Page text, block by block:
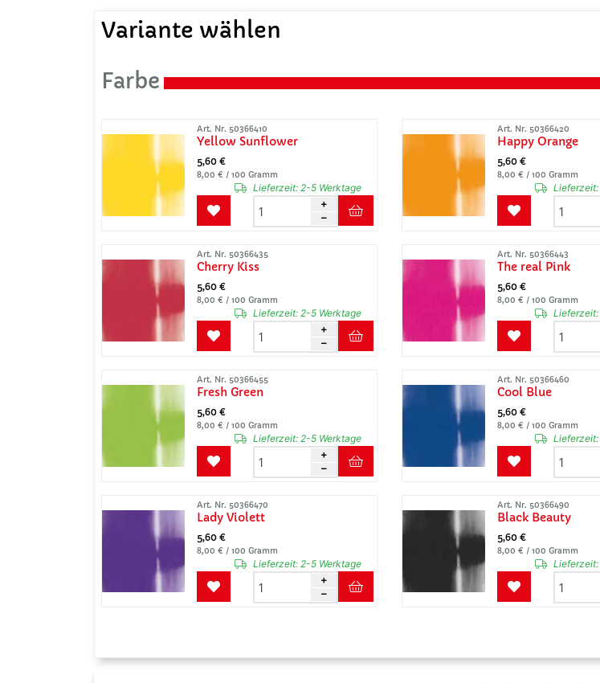
Variante wählen
Farbe
Art. Nr. 50366410
Yellow Sunflower
5,60 €
8,00 € / 100 Gramm
Lieferzeit: 2-5 Werktage
Art. Nr. 50366420
Happy Orange
5,60 €
8,00 € / 100 Gramm
Lieferzeit:
Art. Nr. 50366435
Cherry Kiss
5,60 €
8,00 € / 100 Gramm
Lieferzeit: 2-5 Werktage
Art. Nr. 50366443
The real Pink
5,60 €
8,00 € / 100 Gramm
Lieferzeit:
Art. Nr. 50366455
Fresh Green
5,60 €
8,00 € / 100 Gramm
Lieferzeit: 2-5 Werktage
Art. Nr. 50366460
Cool Blue
5,60 €
8,00 € / 100 Gramm
Lieferzeit:
Art. Nr. 50366470
Lady Violett
5,60 €
8,00 € / 100 Gramm
Lieferzeit: 2-5 Werktage
Art. Nr. 50366490
Black Beauty
5,60 €
8,00 € / 100 Gramm
Lieferzeit: